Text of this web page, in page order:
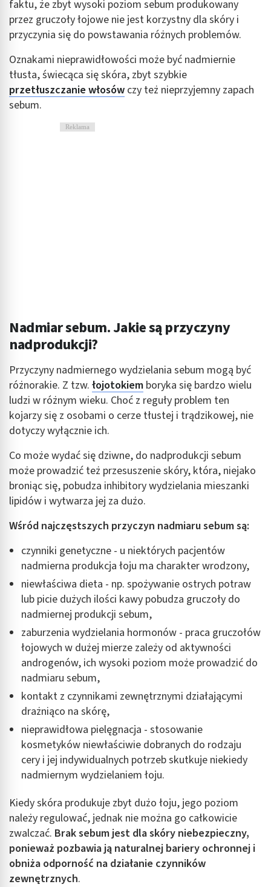
faktu, że zbyt wysoki poziom sebum produkowany
przez gruczoły łojowe nie jest korzystny dla skóry i
przyczynia się do powstawania różnych problemów.
Oznakami nieprawidłowości może być nadmiernie
tłusta, świecąca się skóra, zbyt szybkie
przetłuszczanie włosów czy też nieprzyjemny zapach
sebum.
Reklama
Nadmiar sebum. Jakie są przyczyny
nadprodukcji?
Przyczyny nadmiernego wydzielania sebum mogą być
różnorakie. Z tzw. łojotokiem boryka się bardzo wielu
ludzi w różnym wieku. Choć z reguły problem ten
kojarzy się z osobami o cerze tłustej i trądzikowej, nie
dotyczy wyłącznie ich.
Co może wydać się dziwne, do nadprodukcji sebum
może prowadzić też przesuszenie skóry, która, niejako
broniąc się, pobudza inhibitory wydzielania mieszanki
lipidów i wytwarza jej za dużo.
Wśród najczęstszych przyczyn nadmiaru sebum są:
czynniki genetyczne - u niektórych pacjentów
nadmierna produkcja łoju ma charakter wrodzony,
niewłaściwa dieta - np. spożywanie ostrych potraw
lub picie dużych ilości kawy pobudza gruczoły do
nadmiernej produkcji sebum,
zaburzenia wydzielania hormonów - praca gruczołów
łojowych w dużej mierze zależy od aktywności
androgenów, ich wysoki poziom może prowadzić do
nadmiaru sebum,
kontakt z czynnikami zewnętrznymi działającymi
drażniąco na skórę,
nieprawidłowa pielęgnacja - stosowanie
kosmetyków niewłaściwie dobranych do rodzaju
cery i jej indywidualnych potrzeb skutkuje niekiedy
nadmiernym wydzielaniem łoju.
Kiedy skóra produkuje zbyt dużo łoju, jego poziom
należy regulować, jednak nie można go całkowicie
zwalczać. Brak sebum jest dla skóry niebezpieczny,
ponieważ pozbawia ją naturalnej bariery ochronnej i
obniża odporność na działanie czynników
zewnętrznych.